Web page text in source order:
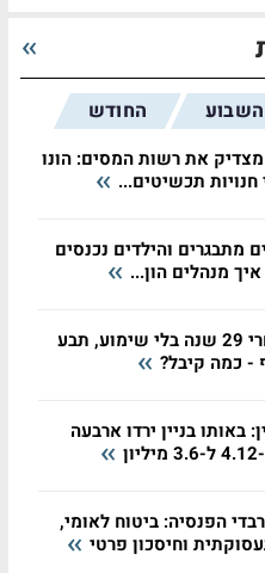
השבוע החודש
את רשות המסים: הונו
תכשיטים...
מתבגרים והילדים נכנסים
מנהלים הון...
פוטר אחרי 29 שנה בלי שימוע, תבע
באותו בניין ירדו ארבעה
הפנסיה: ביטוח לאומי,
וחיסכון פרטי